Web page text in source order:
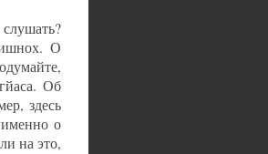
О
Об
здесь
о
на это,